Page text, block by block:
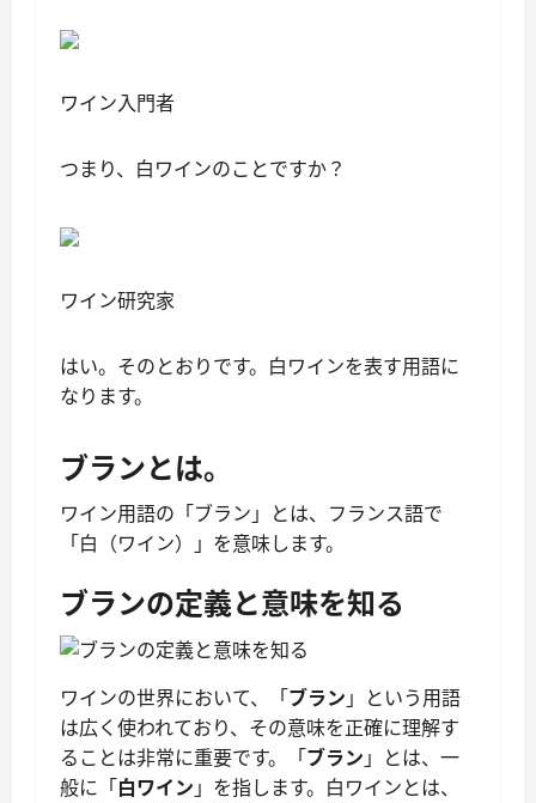
ワイン入門者
つまり、白ワインのことですか？
ワイン研究家
はい。そのとおりです。白ワインを表す用語に
なります。
ブランとは。
ワイン用語の「ブラン」とは、フランス語で
「白（ワイン）」を意味します。
ブランの定義と意味を知る
ワインの世界において、「ブラン 」という用語
は広く使われており、その意味を正確に理解す
ることは非常に重要です。「ブラン 」とは、一
般に「白ワイン 」を指します。白ワインとは、